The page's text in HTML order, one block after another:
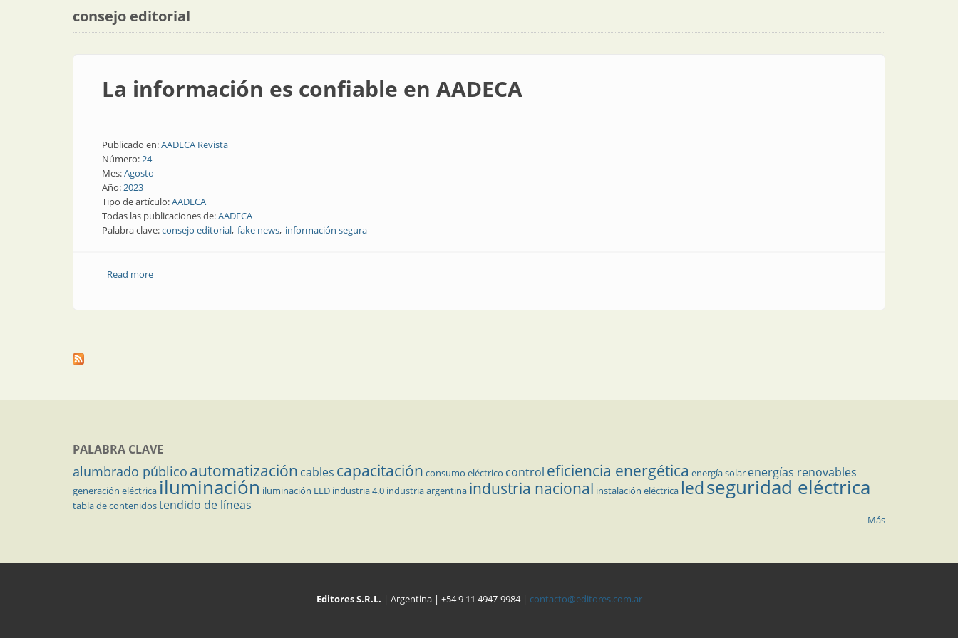
consejo editorial
La información es confiable en AADECA
Publicado en:AADECA Revista
Número:24
Mes:Agosto
Año:2023
Tipo de artículo:AADECA
Todas las publicaciones de:AADECA
Palabra clave:consejo editorial fake news información segura
Read moreabout La información es confiable en AADECA
PALABRA CLAVE
alumbrado público automatización cables capacitación consumo eléctrico control eficiencia energética energía solar energías renovables
generación eléctrica iluminación iluminación LED industria 4.0 industria argentina industria nacional instalación eléctrica ledseguridad eléctrica
tabla de contenidostendido de líneas
Más
Editores S.R.L. | Argentina | +54 9 11 4947-9984 | contacto@editores.com.ar